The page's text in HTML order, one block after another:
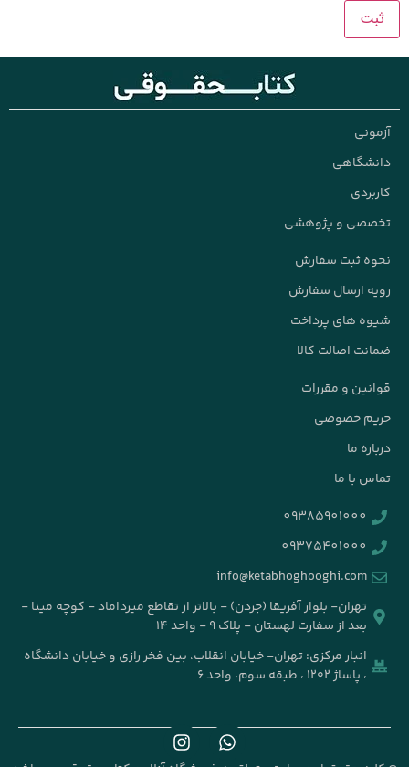
و پژوهشی
ثبت سفارش
ارسال سفارش
های پرداخت
اصالت کالا
و مقررات
خصوصی
ما
با ما
09385901000
09375401000
info@ketabhoghooghi.com
تهران- بلوار آفریقا (جردن) - بالاتر از تقاطع میرداماد - کوچه مینا -
بعد از سفارت لهستان - پلاک ۹ - واحد ۱۴
انبار مرکزی: تهران- خیابان انقلاب، بین فخر رازی و خیابان دانشگاه
، پاساژ ۱۲۰۲ ، طبقه سوم، واحد ۶